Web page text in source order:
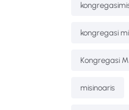
kongregasi
Kongregasi
misinoaris